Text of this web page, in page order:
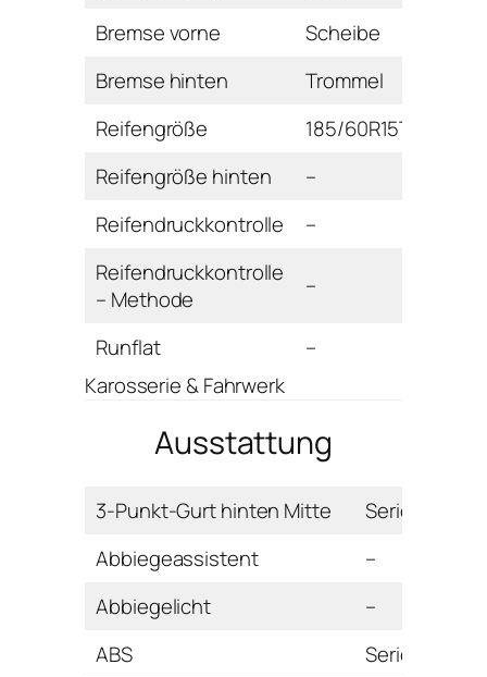
Bremse vorne
Scheibe
Bremse hinten
Trommel
Reifengröße
185/60R15T
Reifengröße hinten
–
Reifendruckkontrolle
–
Reifendruckkontrolle
– Methode
–
Runflat
–
Karosserie & Fahrwerk
Ausstattung
3-Punkt-Gurt hinten Mitte
Serie
Abbiegeassistent
–
Abbiegelicht
–
ABS
Serie